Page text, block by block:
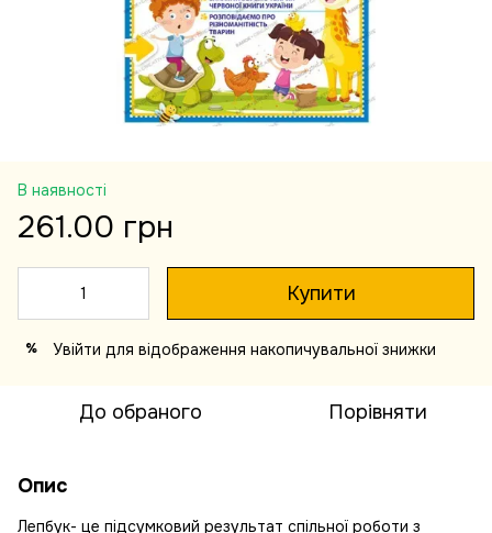
В наявності
261.00 грн
Купити
% Увійти для відображення накопичувальної знижки
До обраного Порівняти
Опис
Лепбук- це підсумковий результат спільної роботи з